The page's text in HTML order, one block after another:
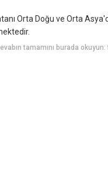
Orta Doğu ve Orta
tamamını burada